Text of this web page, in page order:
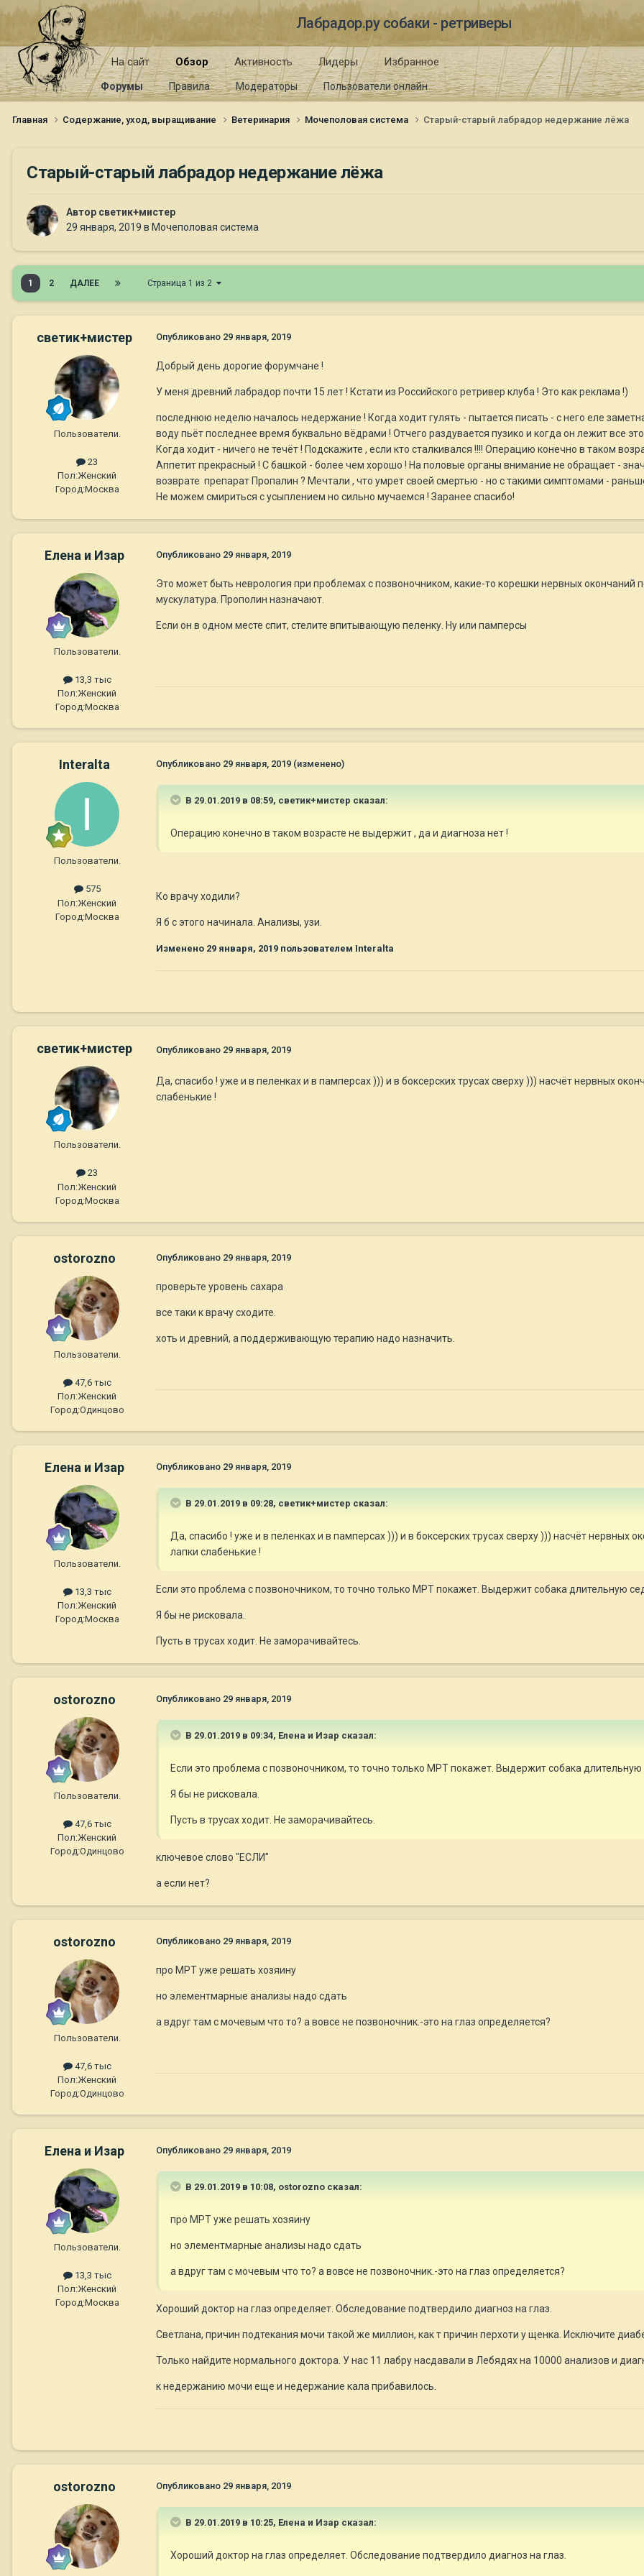
Лабрадор.ру собаки - ретриверы
На сайт Обзор
Форумы Правила Модераторы Пользователи онлайн
Активность Лидеры Избранное
Главная Содержание, уход, выращивание Ветеринария Мочеполовая система Старый-старый лабрадор недержание лёжа
Старый-старый лабрадор недержание лёжа
Автор светик+мистер
29 января, 2019 в Мочеполовая система
1 2 ДАЛЕЕ Страница 1 из 2
светик+мистер
Пользователи.
23
Пол:Женский
Город:Москва
Опубликовано 29 января, 2019
Добрый день дорогие форумчане !
У меня древний лабрадор почти 15 лет ! Кстати из Российского ретривер клуба ! Это как реклама !)
последнюю неделю началось недержание ! Когда ходит гулять - пытается писать - с него еле
воду пьёт последнее время буквально вёдрами ! Отчего раздувается пузико и когда он лежит все
Когда ходит - ничего не течёт ! Подскажите , если кто сталкивался !!!! Операцию конечно в таком
Аппетит прекрасный ! С башкой - более чем хорошо ! На половые органы внимание не обращает -
возврате препарат Пропалин ? Мечтали , что умрет своей смертью - но с такими симптомами -
Не можем смириться с усыплением но сильно мучаемся ! Заранее спасибо!
Елена и Изар
Пользователи.
13,3 тыс
Пол:Женский
Город:Москва
Опубликовано 29 января, 2019
Это может быть неврология при проблемах с позвоночником, какие-то корешки нервных
мускулатура. Прополин назначают.
Если он в одном месте спит, стелите впитывающую пеленку. Ну или памперсы
Interalta
Пользователи.
575
Пол:Женский
Город:Москва
Опубликовано 29 января, 2019 (изменено)
В 29.01.2019 в 08:59, светик+мистер сказал:
Операцию конечно в таком возрасте не выдержит , да и диагноза нет !
Ко врачу ходили?
Я б с этого начинала. Анализы, узи.
Изменено 29 января, 2019 пользователем Interalta
светик+мистер
Пользователи.
23
Пол:Женский
Город:Москва
Опубликовано 29 января, 2019
Да, спасибо ! уже и в пеленках и в памперсах ))) и в боксерских трусах сверху ))) насчёт нервных
слабенькие !
ostorozno
Пользователи.
47,6 тыс
Пол:Женский
Город:Одинцово
Опубликовано 29 января, 2019
проверьте уровень сахара
все таки к врачу сходите.
хоть и древний, а поддерживающую терапию надо назначить.
Елена и Изар
Пользователи.
13,3 тыс
Пол:Женский
Город:Москва
Опубликовано 29 января, 2019
В 29.01.2019 в 09:28, светик+мистер сказал:
Да, спасибо ! уже и в пеленках и в памперсах ))) и в боксерских трусах сверху ))) насчёт нервных
лапки слабенькие !
Если это проблема с позвоночником, то точно только МРТ покажет. Выдержит собака длительную
Я бы не рисковала.
Пусть в трусах ходит. Не заморачивайтесь.
ostorozno
Пользователи.
47,6 тыс
Пол:Женский
Город:Одинцово
Опубликовано 29 января, 2019
В 29.01.2019 в 09:34, Елена и Изар сказал:
Если это проблема с позвоночником, то точно только МРТ покажет. Выдержит собака
Я бы не рисковала.
Пусть в трусах ходит. Не заморачивайтесь.
ключевое слово "ЕСЛИ"
а если нет?
ostorozno
Пользователи.
47,6 тыс
Пол:Женский
Город:Одинцово
Опубликовано 29 января, 2019
про МРТ уже решать хозяину
но элементмарные анализы надо сдать
а вдруг там с мочевым что то? а вовсе не позвоночник.-это на глаз определяется?
Елена и Изар
Пользователи.
13,3 тыс
Пол:Женский
Город:Москва
Опубликовано 29 января, 2019
В 29.01.2019 в 10:08, ostorozno сказал:
про МРТ уже решать хозяину
но элементмарные анализы надо сдать
а вдруг там с мочевым что то? а вовсе не позвоночник.-это на глаз определяется?
Хороший доктор на глаз определяет. Обследование подтвердило диагноз на глаз.
Светлана, причин подтекания мочи такой же миллион, как т причин перхоти у щенка. Исключите
Только найдите нормального доктора. У нас 11 лабру насдавали в Лебядях на 10000 анализов и
к недержанию мочи еще и недержание кала прибавилось.
ostorozno Опубликовано 29 января, 2019
В 29.01.2019 в 10:25, Елена и Изар сказал:
Хороший доктор на глаз определяет. Обследование подтвердило диагноз на глаз.